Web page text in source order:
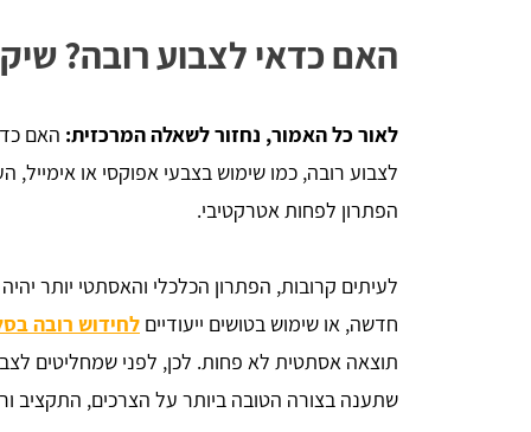
האם כדאי לצבוע רובה?
לאור כל האמור, נחזור לשאלה המרכזית: האם
לצבוע רובה, כמו שימוש בצבעי אפוקסי או
הפתרון לפחות אטרקטיבי.
לעיתים קרובות, הפתרון הכלכלי והאסתטי יותר
חדשה, או שימוש בטושים ייעודיים לחידוש רובה
תוצאה אסתטית לא פחות. לכן, לפני שמחליטים
שתענה בצורה הטובה ביותר על הצרכים, התקציב